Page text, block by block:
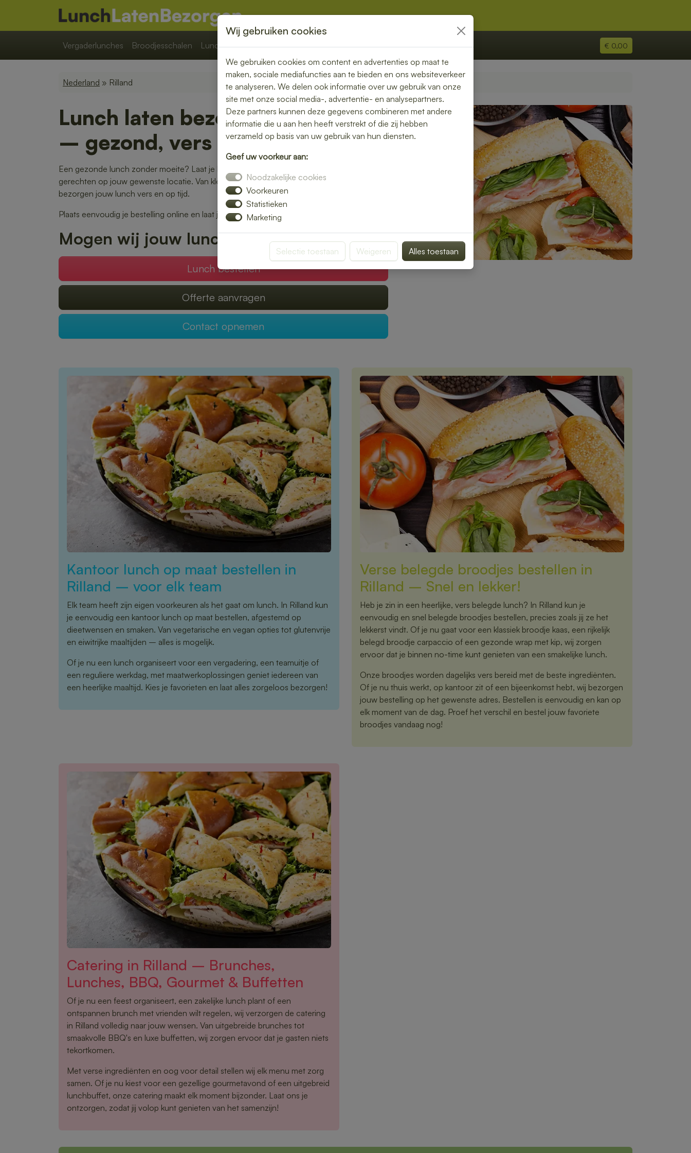
Vergaderlunches Broodjesschalen Lunchpakketten Overige € 0,00
Nederland » Rilland
Lunch laten bezorgen in Rilland
– gezond, vers en gemakkelijk
Een gezonde lunch zonder moeite? Laat je lunch bezorgen in Rilland en geniet van verse
gerechten op jouw gewenste locatie. Van kleurrijke salades tot knapperige broodjes – wij
bezorgen jouw lunch vers en op tijd.
Plaats eenvoudig je bestelling online en laat je verrassen door smaak en kwaliteit.
Mogen wij jouw lunch verzorgen?
Lunch bestellen
Offerte aanvragen
Contact opnemen
Kantoor lunch op maat bestellen in
Rilland – voor elk team
Elk team heeft zijn eigen voorkeuren als het gaat om lunch. In Rilland kun
je eenvoudig een kantoor lunch op maat bestellen, afgestemd op
dieetwensen en smaken. Van vegetarische en vegan opties tot glutenvrije
en eiwitrijke maaltijden – alles is mogelijk.
Of je nu een lunch organiseert voor een vergadering, een teamuitje of
een reguliere werkdag, met maatwerkoplossingen geniet iedereen van
een heerlijke maaltijd. Kies je favorieten en laat alles zorgeloos bezorgen!
Verse belegde broodjes bestellen in
Rilland – Snel en lekker!
Heb je zin in een heerlijke, vers belegde lunch? In Rilland kun je
eenvoudig en snel belegde broodjes bestellen, precies zoals jij ze het
lekkerst vindt. Of je nu gaat voor een klassiek broodje kaas, een rijkelijk
belegd broodje carpaccio of een gezonde wrap met kip, wij zorgen
ervoor dat je binnen no-time kunt genieten van een smakelijke lunch.
Onze broodjes worden dagelijks vers bereid met de beste ingrediënten.
Of je nu thuis werkt, op kantoor zit of een bijeenkomst hebt, wij bezorgen
jouw bestelling op het gewenste adres. Bestellen is eenvoudig en kan op
elk moment van de dag. Proef het verschil en bestel jouw favoriete
broodjes vandaag nog!
Catering in Rilland – Brunches,
Lunches, BBQ, Gourmet & Buffetten
Of je nu een feest organiseert, een zakelijke lunch plant of een
ontspannen brunch met vrienden wilt regelen, wij verzorgen de catering
in Rilland volledig naar jouw wensen. Van uitgebreide brunches tot
smaakvolle BBQ's en luxe buffetten, wij zorgen ervoor dat je gasten niets
tekortkomen.
Met verse ingrediënten en oog voor detail stellen wij elk menu met zorg
samen. Of je nu kiest voor een gezellige gourmetavond of een uitgebreid
lunchbuffet, onze catering maakt elk moment bijzonder. Laat ons je
ontzorgen, zodat jij volop kunt genieten van het samenzijn!
Wij gebruiken cookies
We gebruiken cookies om content en advertenties op maat te
maken, sociale mediafuncties aan te bieden en ons websiteverkeer
te analyseren. We delen ook informatie over uw gebruik van onze
site met onze social media-, advertentie- en analysepartners.
Deze partners kunnen deze gegevens combineren met andere
informatie die u aan hen heeft verstrekt of die zij hebben
verzameld op basis van uw gebruik van hun diensten.
Geef uw voorkeur aan:
Noodzakelijke cookies
Voorkeuren
Statistieken
Marketing
Selectie toestaan Weigeren Alles toestaan